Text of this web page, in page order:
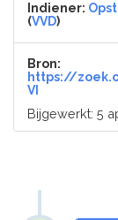
Indiener:
(VVD)
Bron:
https://
VI
Bijgewerkt: 5